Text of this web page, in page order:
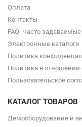
Оплата
Контакты
FAQ: Часто
Электронные каталоги
Политика
Политика в отношении
Пользовательское
КАТАЛОГ ТОВАРОВ
Демооборудование и